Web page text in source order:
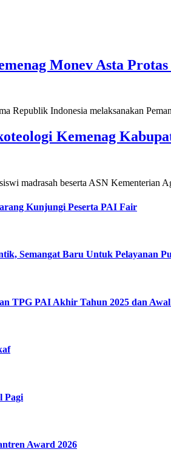
Monev Asta
Republik Indonesia melaksanakan
Kemenag
madrasah beserta ASN Kementerian
Kunjungi Peserta PAI Fair
Semangat Baru Untuk Pelayanan
TPG PAI Akhir Tahun 2025 dan
Pagi
Award 2026